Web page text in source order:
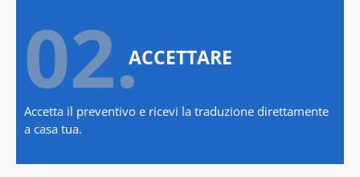
02.ACCETTARE
Accetta il preventivo e ricevi la traduzione direttamente
a casa tua.